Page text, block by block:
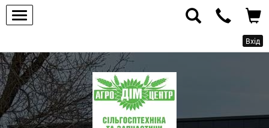
Вхід
ПП
"Агродім-
центр"
-